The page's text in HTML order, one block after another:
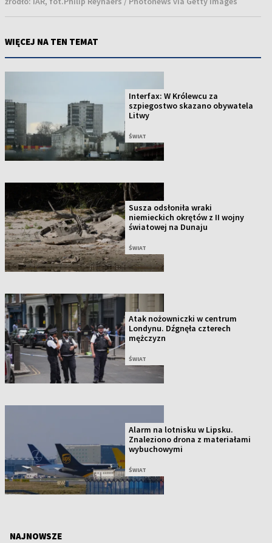
WIĘCEJ NA TEN TEMAT
Interfax: W Królewcu za
szpiegostwo skazano obywatela
Litwy
ŚWIAT
Susza odsłoniła wraki
niemieckich okrętów z II wojny
światowej na Dunaju
ŚWIAT
Atak nożowniczki w centrum
Londynu. Dźgnęła czterech
mężczyzn
ŚWIAT
Alarm na lotnisku w Lipsku.
Znaleziono drona z materiałami
wybuchowymi
ŚWIAT
NAJNOWSZE